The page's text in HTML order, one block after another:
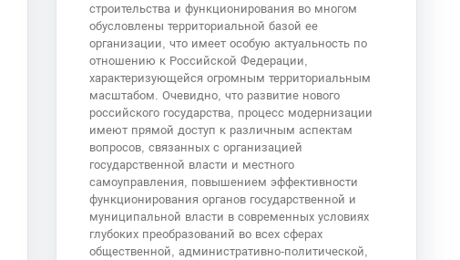
строительства и функционирования во многом
обусловлены территориальной базой ее
организации, что имеет особую актуальность по
отношению к Российской Федерации,
характеризующейся огромным территориальным
масштабом. Очевидно, что развитие нового
российского государства, процесс модернизации
имеют прямой доступ к различным аспектам
вопросов, связанных с организацией
государственной власти и местного
самоуправления, повышением эффективности
функционирования органов государственной и
муниципальной власти в современных условиях
глубоких преобразований во всех сферах
общественной, административно-политической,